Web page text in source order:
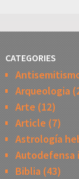
CATEGORIES
Arqueologia
Arte (12)
Article (7)
Astrología
Biblia(43)